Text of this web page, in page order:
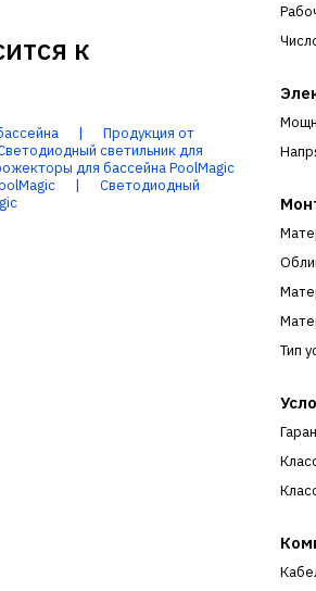
к
|
Продукция от
светильник для
для бассейна PoolMagic
|
Светодиодный
Тип